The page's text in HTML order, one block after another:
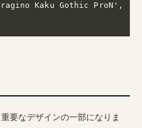
Kaku Gothic ProN' ,
要なデザインの一部になりま